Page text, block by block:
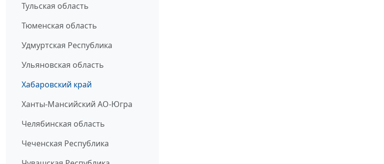
Тульская область
Тюменская область
Удмуртская Республика
Ульяновская область
Хабаровский край
Ханты-Мансийский АО-Югра
Челябинская область
Чеченская Республика